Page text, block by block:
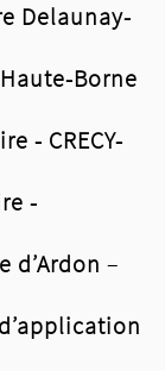
Delaunay-
Borne
- CRECY-
-
d’Ardon –